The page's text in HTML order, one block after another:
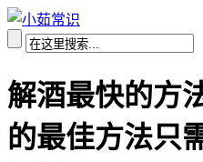
解酒最快的方
的最佳方法只